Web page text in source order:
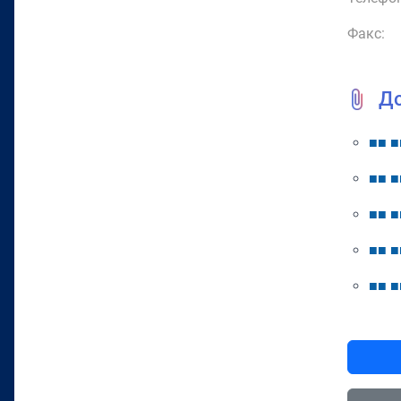
Факс:
■■ ■
■■ ■
■■ ■
■■ ■
■■ ■